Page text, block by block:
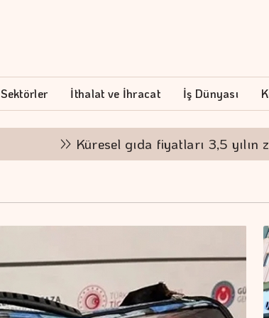
Sektörler İthalat ve İhracat İş Dünyası
Küresel gıda fiyatları 3,5 yılın zirvesinde